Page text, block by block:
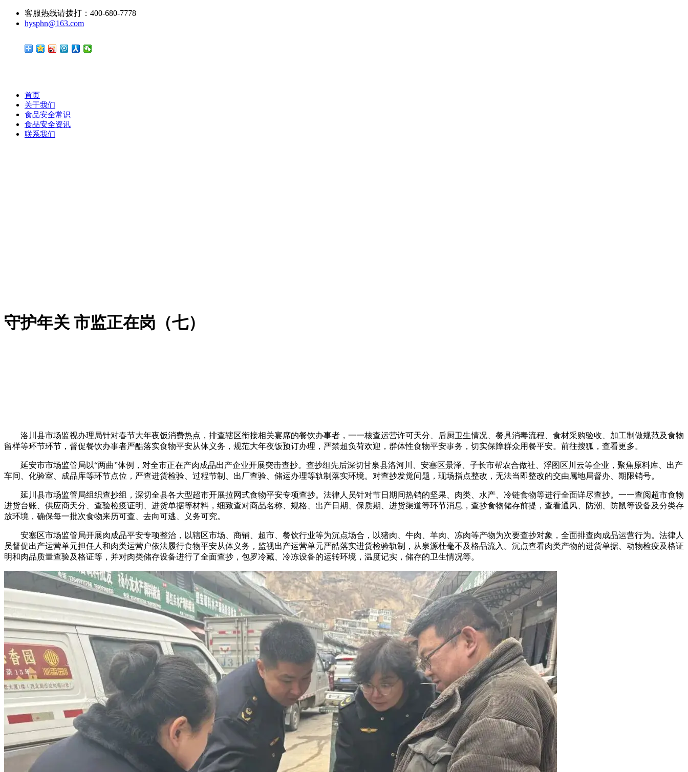
客服热线请拨打：400-680-7778
hysphn@163.com
首页
关于我们
食品安全常识
食品安全资讯
联系我们
守护年关 市监正在岗（七）
洛川县市场监视办理局针对春节大年夜饭消费热点，排查辖区衔接相关宴席的餐饮办事者，一一核查运营许可天分、后厨卫生情况、餐具消毒流程、食材采购验收、加工制做规范及食物
留样等环节环节，督促餐饮办事者严酷落实食物平安从体义务，规范大年夜饭预订办理，严禁超负荷欢迎，群体性食物平安事务，切实保障群众用餐平安。前往搜狐，查看更多。
延安市市场监管局以“两曲”体例，对全市正在产肉成品出产企业开展突击查抄。查抄组先后深切甘泉县洛河川、安塞区景泽、子长市帮农合做社、浮图区川云等企业，聚焦原料库、出产
车间、化验室、成品库等环节点位，严查进货检验、过程节制、出厂查验、储运办理等轨制落实环境。对查抄发觉问题，现场指点整改，无法当即整改的交由属地局督办、期限销号。
延川县市场监管局组织查抄组，深切全县各大型超市开展拉网式食物平安专项查抄。法律人员针对节日期间热销的坚果、肉类、水产、冷链食物等进行全面详尽查抄。一一查阅超市食物
进货台账、供应商天分、查验检疫证明、进货单据等材料，细致查对商品名称、规格、出产日期、保质期、进货渠道等环节消息，查抄食物储存前提，查看通风、防潮、防鼠等设备及分类存
放环境，确保每一批次食物来历可查、去向可逃、义务可究。
安塞区市场监管局开展肉成品平安专项整治，以辖区市场、商铺、超市、餐饮行业等为沉点场合，以猪肉、牛肉、羊肉、冻肉等产物为次要查抄对象，全面排查肉成品运营行为。法律人
员督促出产运营单元担任人和肉类运营户依法履行食物平安从体义务，监视出产运营单元严酷落实进货检验轨制，从泉源杜毫不及格品流入。沉点查看肉类产物的进货单据、动物检疫及格证
明和肉品质量查验及格证等，并对肉类储存设备进行了全面查抄，包罗冷藏、冷冻设备的运转环境，温度记实，储存的卫生情况等。